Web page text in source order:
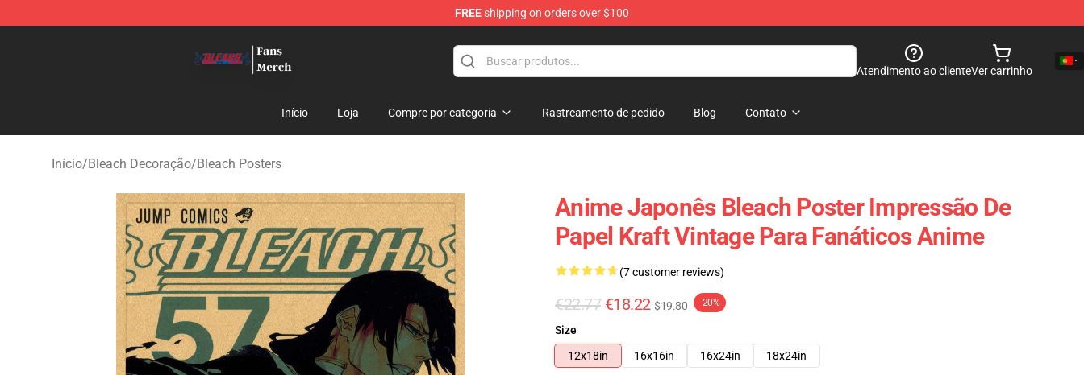
FREEshipping on orders over $100
Atendimento ao clienteVer carrinho
Início Loja Compre por categoria Rastreamento de pedido Blog Contato
Início/Bleach Decoração/Bleach Posters
Anime Japonês Bleach Poster Impressão De
Papel Kraft Vintage Para Fanáticos Anime
(7 customer reviews)
€22.77 €18.22 $19.80 -20%
Size
12x18in
16x16in 16x24in 18x24in